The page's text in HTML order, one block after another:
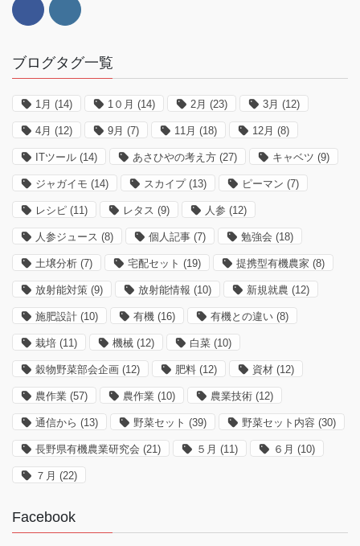
ブログタグ一覧
1月 (14) 1０月 (14) 2月 (23) 3月 (12)
4月 (12) 9月 (7) 11月 (18) 12月 (8)
ITツール (14) あさひやの考え方 (27) キャベツ (9)
ジャガイモ (14) スカイプ(13) ピーマン (7)
レシピ (11) レタス (9) 人参 (12)
人参ジュース (8) 個人記事 (7) 勉強会 (18)
土壌分析 (7) 宅配セット (19) 提携型有機農家 (8)
放射能対策 (9) 放射能情報 (10) 新規就農 (12)
施肥設計 (10) 有機 (16) 有機との違い (8)
栽培 (11) 機械 (12) 白菜 (10)
穀物野菜部会企画 (12) 肥料 (12) 資材 (12)
農作業 (57) 農作業 (10) 農業技術 (12)
通信から (13) 野菜セット (39) 野菜セット内容 (30)
長野県有機農業研究会 (21) ５月 (11) ６月 (10)
７月 (22)
Facebook